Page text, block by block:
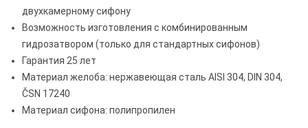
двухкамерному сифону
Возможность изготовления с комбинированным
гидрозатвором (только для стандартных сифонов)
Гарантия 25 лет
Материал желоба: нержавеющая сталь AISI 304, DIN 304,
ČSN 17240
Материал сифона: полипропилен